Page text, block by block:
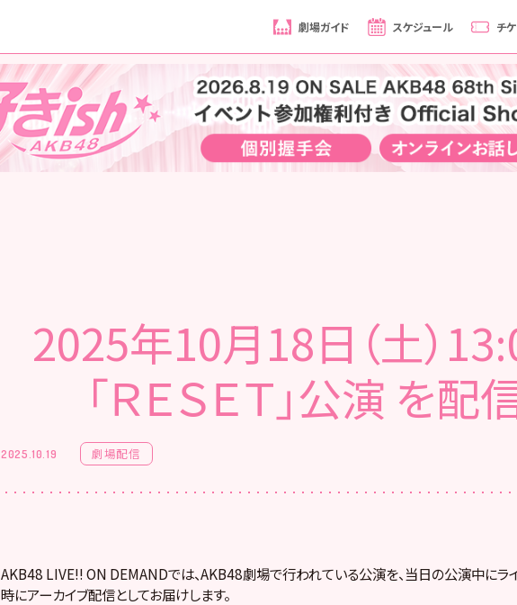
劇場ガイド スケジュール チ
2025年10月18日（土）
「ＲＥＳＥＴ」公演 を配
2025.10.19 劇場配信
AKB48 LIVE!! ON DEMANDでは、AKB48劇場で行われている公演を、当日の公演中に
時にアーカイブ配信としてお届けします。